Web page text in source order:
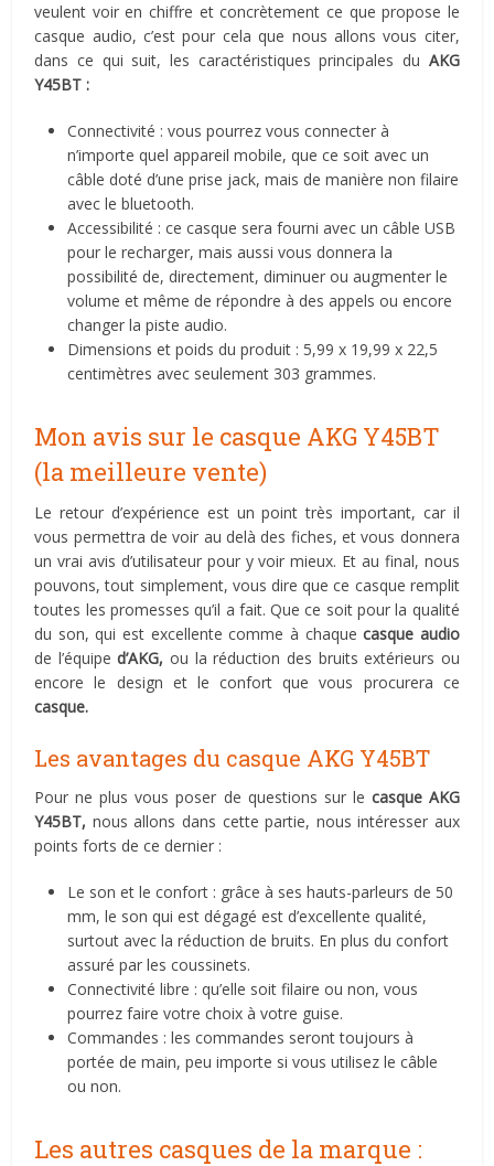
veulent voir en chiffre et concrètement ce que propose le
casque audio, c’est pour cela que nous allons vous citer,
dans ce qui suit, les caractéristiques principales du AKG
Y45BT :
Connectivité : vous pourrez vous connecter à
n’importe quel appareil mobile, que ce soit avec un
câble doté d’une prise jack, mais de manière non filaire
avec le bluetooth.
Accessibilité : ce casque sera fourni avec un câble USB
pour le recharger, mais aussi vous donnera la
possibilité de, directement, diminuer ou augmenter le
volume et même de répondre à des appels ou encore
changer la piste audio.
Dimensions et poids du produit : 5,99 x 19,99 x 22,5
centimètres avec seulement 303 grammes.
Mon avis sur le casque AKG Y45BT
(la meilleure vente)
Le retour d’expérience est un point très important, car il
vous permettra de voir au delà des fiches, et vous donnera
un vrai avis d’utilisateur pour y voir mieux. Et au final, nous
pouvons, tout simplement, vous dire que ce casque remplit
toutes les promesses qu’il a fait. Que ce soit pour la qualité
du son, qui est excellente comme à chaquecasque audio
de l’équiped’AKG,ou la réduction des bruits extérieurs ou
encore le design et le confort que vous procurera ce
casque.
Les avantages du casque AKG Y45BT
Pour ne plus vous poser de questions sur le casque AKG
Y45BT, nous allons dans cette partie, nous intéresser aux
points forts de ce dernier :
Le son et le confort : grâce à ses hauts-parleurs de 50
mm, le son qui est dégagé est d’excellente qualité,
surtout avec la réduction de bruits. En plus du confort
assuré par les coussinets.
Connectivité libre : qu’elle soit filaire ou non, vous
pourrez faire votre choix à votre guise.
Commandes : les commandes seront toujours à
portée de main, peu importe si vous utilisez le câble
ou non.
Les autres casques de la marque :